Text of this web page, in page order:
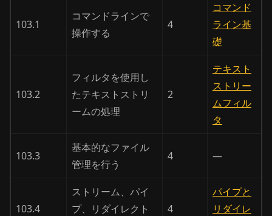
103.1
コマンドラインで
操作する
4
コマンド
ライン基
礎
103.2
フィルタを使用し
たテキストストリ
ームの処理
2
テキスト
ストリー
ムフィル
タ
103.3
基本的なファイル
管理を行う
4 —
103.4
ストリーム、パイ
プ、リダイレクト
4
パイプと
リダイレ